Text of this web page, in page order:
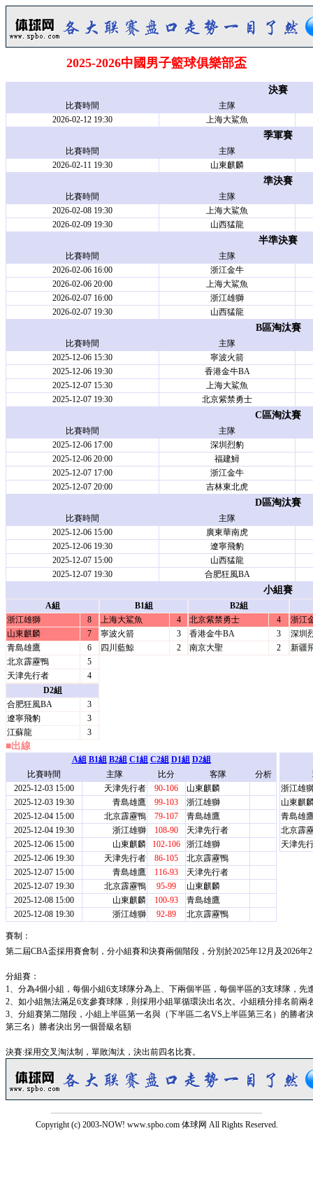
2025-2026中國男子籃球俱樂部盃
決賽
比賽時間
主隊
2026-02-12 19:30
上海大鯊魚
季軍賽
比賽時間
主隊
2026-02-11 19:30
山東麒麟
準決賽
比賽時間
主隊
2026-02-08 19:30
上海大鯊魚
2026-02-09 19:30
山西猛龍
半準決賽
比賽時間
主隊
2026-02-06 16:00
浙江金牛
2026-02-06 20:00
上海大鯊魚
2026-02-07 16:00
浙江雄獅
2026-02-07 19:30
山西猛龍
B區淘汰賽
比賽時間
主隊
2025-12-06 15:30
寧波火箭
2025-12-06 19:30
香港金牛BA
2025-12-07 15:30
上海大鯊魚
2025-12-07 19:30
北京紫禁勇士
C區淘汰賽
比賽時間
主隊
2025-12-06 17:00
深圳烈豹
2025-12-06 20:00
福建鱘
2025-12-07 17:00
浙江金牛
2025-12-07 20:00
吉林東北虎
D區淘汰賽
比賽時間
主隊
2025-12-06 15:00
廣東華南虎
2025-12-06 19:30
遼寧飛豹
2025-12-07 15:00
山西猛龍
2025-12-07 19:30
合肥狂風BA
小組賽
A組
浙江雄獅
8
山東麒麟
7
青島雄鷹
6
北京霹靂鴨
5
天津先行者
4
B1組
上海大鯊魚
4
寧波火箭
3
四川藍鯨
2
B2組
北京紫禁勇士
4
香港金牛BA
3
南京大聖
2
浙江
深圳
新疆
D2組
合肥狂風BA
3
遼寧飛豹
3
江蘇龍
3
■出線
A組 B1組 B2組 C1組 C2組 D1組 D2組
比賽時間
主隊 比分 客隊
分析
2025-12-03 15:00
天津先行者 90-106
山東麒麟
2025-12-03 19:30
青島雄鷹 99-103
浙江雄獅
2025-12-04 15:00
北京霹靂鴨 79-107
青島雄鷹
2025-12-04 19:30
浙江雄獅 108-90
天津先行者
2025-12-06 15:00
山東麒麟 102-106
浙江雄獅
2025-12-06 19:30
天津先行者 86-105
北京霹靂鴨
2025-12-07 15:00
青島雄鷹 116-93
天津先行者
2025-12-07 19:30
北京霹靂鴨 95-99
山東麒麟
2025-12-08 15:00
山東麒麟 100-93
青島雄鷹
2025-12-08 19:30
浙江雄獅 92-89 北京霹靂鴨
浙江雄
山東麒
青島雄
北京霹
天津先
賽制：
第二屆CBA盃採用賽會制，分小組賽和決賽兩個階段，分別於2025年12月及2026年
分組賽：
1、分為4個小組，每個小組6支球隊分為上、下兩個半區，每個半區的3支球隊，
2、如小組無法滿足6支參賽球隊，則採用小組單循環決出名次。小組積分排名前兩
3、分組賽第二階段，小組上半區第一名與（下半區二名VS上半區第三名）的勝
第三名）勝者決出另一個晉級名額
決賽:採用交叉淘汰制，單敗淘汰，決出前四名比賽。
Copyright (c) 2003-NOW! www.spbo.com 体球网 All Rights Reserved.